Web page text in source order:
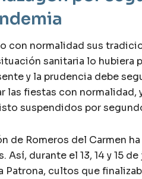
con normalidad sus
sanitaria lo hubiera
y la prudencia debe
las fiestas con
suspendidos por
de Romeros del Carmen
Así, durante el 13, 14 y 15
Patrona, cultos que